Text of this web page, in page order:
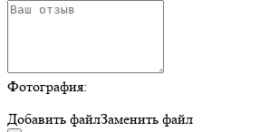
Фотография:
Добавить файлЗаменить файл